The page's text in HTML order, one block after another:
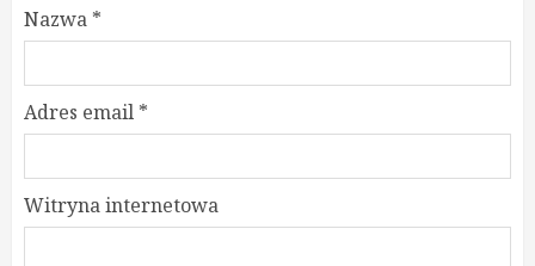
Nazwa *
Adres email *
Witryna internetowa